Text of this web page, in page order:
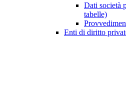
Dati società
tabelle)
Enti di diritto